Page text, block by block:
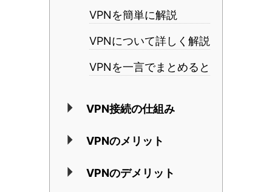
VPNを簡単に解説
VPNについて詳しく解説
VPNを一言でまとめると
VPN接続の仕組み
VPNのメリット
VPNのデメリット